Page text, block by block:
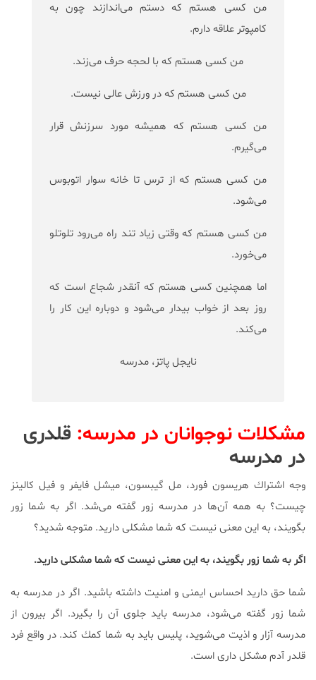
من كسی هستم كه دستم می‌اندازند چون به
كامپوتر علاقه دارم.
من كسی هستم كه با لحجه حرف می‌زند.
من كسی هستم كه در ورزش عالی نیست.
من كسی هستم كه همیشه مورد سرزنش قرار
می‌گیرم.
من كسی هستم كه از ترس تا خانه سوار اتوبوس
می‌شود.
من كسی هستم كه وقتی زیاد تند راه می‌رود تلوتلو
می‌خورد.
اما همچنین كسی هستم كه آنقدر شجاع است كه
روز بعد از خواب بیدار می‌شود و دوباره این كار را
می‌كند.
نایجل پاتز، مدرسه
مشکلات نوجوانان در مدرسه: قلدری
در مدرسه
وجه اشتراك هریسون فورد، مل گیبسون، میشل فایفر و فیل كالینز
چیست؟ به همه آن‌ها در مدرسه زور گفته می‌شد. اگر به شما زور
بگویند، به این معنی نیست كه شما مشكلی دارید. متوجه شدید؟
اگر به شما زور بگویند، به این معنی نیست كه شما مشكلی دارید.
شما حق دارید احساس ایمنی و امنیت داشته باشید. اگر در مدرسه به
شما زور گفته می‌شود، مدرسه باید جلوی آن را بگیرد. اگر بیرون از
مدرسه آزار و اذیت می‌شوید، پلیس باید به شما كمك كند. در واقع فرد
قلدر آدم مشكل داری است.